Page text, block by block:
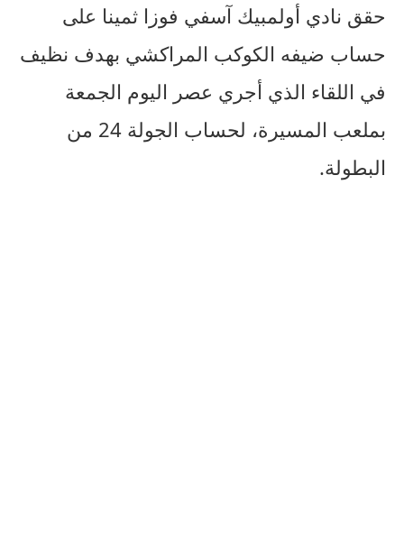
حقق نادي أولمبيك آسفي فوزا ثمينا على
حساب ضيفه الكوكب المراكشي بهدف نظيف
في اللقاء الذي أجري عصر اليوم الجمعة
بملعب المسيرة، لحساب الجولة 24 من
البطولة.